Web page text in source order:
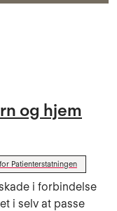
og hjem
Patienterstatningen
i forbindelse
i selv at passe